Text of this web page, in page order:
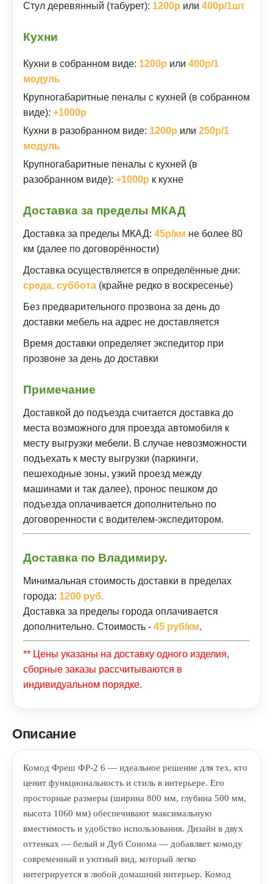
Стул деревянный (табурет): 1200р или 400р/1шт
Кухни
Кухни в собранном виде: 1200р или 400р/1
модуль
Крупногабаритные пеналы с кухней (в собранном
виде): +1000р
Кухни в разобранном виде: 1200р или 250р/1
модуль
Крупногабаритные пеналы с кухней (в
разобранном виде): +1000р к кухне
Доставка за пределы МКАД
Доставка за пределы МКАД: 45р/км не более 80
км (далее по договорённости)
Доставка осуществляется в определённые дни:
среда, суббота (крайне редко в воскресенье)
Без предварительного прозвона за день до
доставки мебель на адрес не доставляется
Время доставки определяет экспедитор при
прозвоне за день до доставки
Примечание
Доставкой до подъезда считается доставка до
места возможного для проезда автомобиля к
месту выгрузки мебели. В случае невозможности
подъехать к месту выгрузки (паркинги,
пешеходные зоны, узкий проезд между
машинами и так далее), пронос пешком до
подъезда оплачивается дополнительно по
договоренности с водителем-экспедитором.
Доставка по Владимиру.
Минимальная стоимость доставки в пределах
города: 1200 руб.
Доставка за пределы города оплачивается
дополнительно. Стоимость - 45 руб/км.
** Цены указаны на доставку одного изделия,
сборные заказы рассчитываются в
индивидуальном порядке.
Описание
Комод Фреш ФР-2 6 — идеальное решение для тех, кто
ценит функциональность и стиль в интерьере. Его
просторные размеры (ширина 800 мм, глубина 500 мм,
высота 1060 мм) обеспечивают максимальную
вместимость и удобство использования. Дизайн в двух
оттенках — белый и Дуб Сонома — добавляет комоду
современный и уютный вид, который легко
интегрируется в любой домашний интерьер. Комод